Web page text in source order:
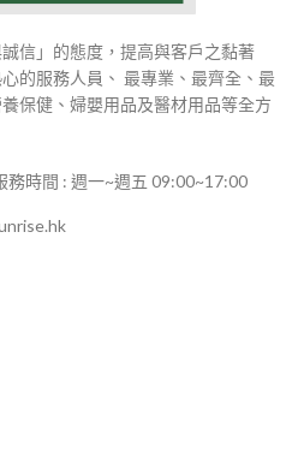
信」的態度，提高與客戶之黏著
的服務人員、 最專業、最齊全、最
保健、婦嬰用品及醫材用品等全方
時間 : 週一~週五 09:00~17:00